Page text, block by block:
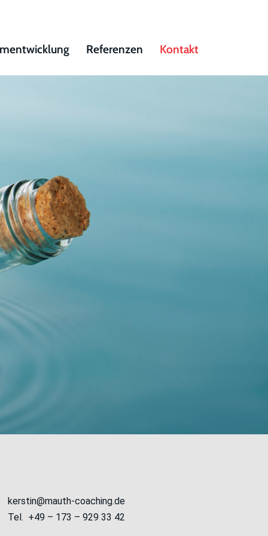
Referenzen Kontakt
kerstin@mauth-coaching.de
Tel. +49 – 173 – 929 33 42